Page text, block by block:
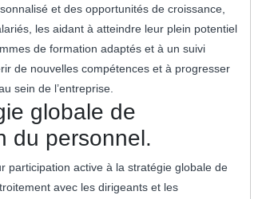
et des opportunités de croissance,
les aidant à atteindre leur plein potentiel
de formation adaptés et à un suivi
de nouvelles compétences et à progresser
sein de l’entreprise.
globale de
du personnel.
participation active à la stratégie globale de
avec les dirigeants et les